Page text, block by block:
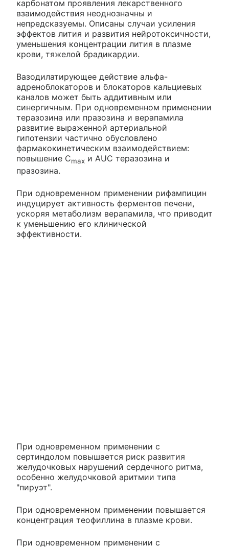
карбонатом проявления лекарственного
взаимодействия неоднозначны и
непредсказуемы. Описаны случаи усиления
эффектов лития и развития нейротоксичности,
уменьшения концентрации лития в плазме
крови, тяжелой брадикардии.
Вазодилатирующее действие альфа-
адреноблокаторов и блокаторов кальциевых
каналов может быть аддитивным или
синергичным. При одновременном применении
теразозина или празозина и верапамила
развитие выраженной артериальной
гипотензии частично обусловлено
фармакокинетическим взаимодействием:
повышение Cmax и AUC теразозина и
празозина.
При одновременном применении рифампицин
индуцирует активность ферментов печени,
ускоряя метаболизм верапамила, что приводит
к уменьшению его клинической
эффективности.
При одновременном применении с
сертиндолом повышается риск развития
желудочковых нарушений сердечного ритма,
особенно желудочковой аритмии типа
"пируэт".
При одновременном применении повышается
концентрация теофиллина в плазме крови.
При одновременном применении с